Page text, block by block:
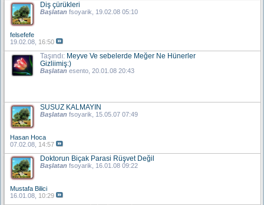
Diş çürükleri
Başlatan fsoyarik , 19.02.08 05:10
felsefefe
19.02.08, 16:50
Taşındı: Meyve Ve sebelerde Meğer Ne Hünerler
Gizliimiş:)
Başlatan esento , 20.01.08 20:43
SUSUZ KALMAYIN
Başlatan fsoyarik , 15.05.07 07:49
Hasan Hoca
07.02.08, 14:57
Doktorun Biçak Parasi Rüşvet Değil
Başlatan fsoyarik , 16.01.08 09:22
Mustafa Bilici
16.01.08, 10:29